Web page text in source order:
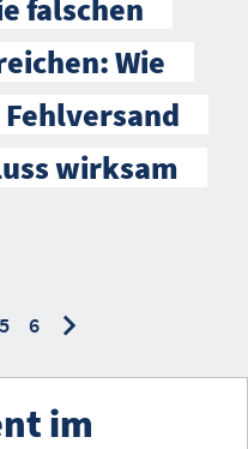
falschen
Wie
wirksam
5 6nächste
im